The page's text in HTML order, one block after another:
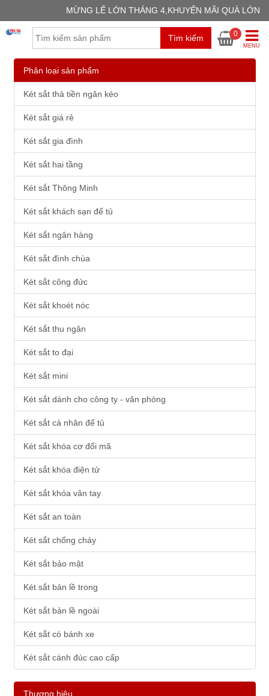
MỪNG LẾ LỚN THÁNG 4,KHUYẾN MÃI QUÀ LỚN
Tìm kiếm
GIỎ
Chưa
0
MENU
Phân loại sản phẩm
Két sắt thả tiền ngăn kéo
Két sắt giá rẻ
Két sắt gia đình
Két sắt hai tầng
Két sắt Thông Minh
Két sắt khách sạn để tủ
Két sắt ngân hàng
Két sắt đình chùa
Két sắt công đức
Két sắt khoét nóc
Két sắt thu ngân
Két sắt to đại
Két sắt mini
Két sắt dành cho công ty - văn phòng
Két sắt cá nhân để tủ
Két sắt khóa cơ đổi mã
Két sắt khóa điện tử
Két sắt khóa vân tay
Két sắt an toàn
Két sắt chống cháy
Két sắt bảo mật
Két sắt bản lề trong
Két sắt bản lề ngoài
Két sắt có bánh xe
Két sắt cánh đúc cao cấp
Thương hiệu